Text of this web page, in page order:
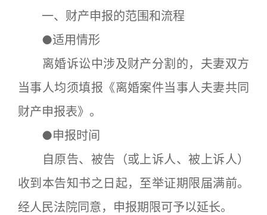
一、财产申报的范围和流程
●适用情形
离婚诉讼中涉及财产分割的，夫妻双方
当事人均须填报《离婚案件当事人夫妻共同
财产申报表》。
●申报时间
自原告、被告（或上诉人、被上诉人）
收到本告知书之日起，至举证期限届满前。
经人民法院同意，申报期限可予以延长。